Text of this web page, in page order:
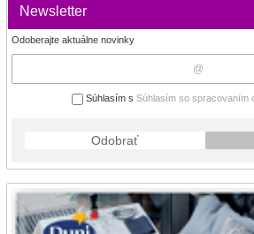
Newsletter
Odoberajte aktuálne novinky
Súhlasím s Súhlasím so spracovaním
Odobrať